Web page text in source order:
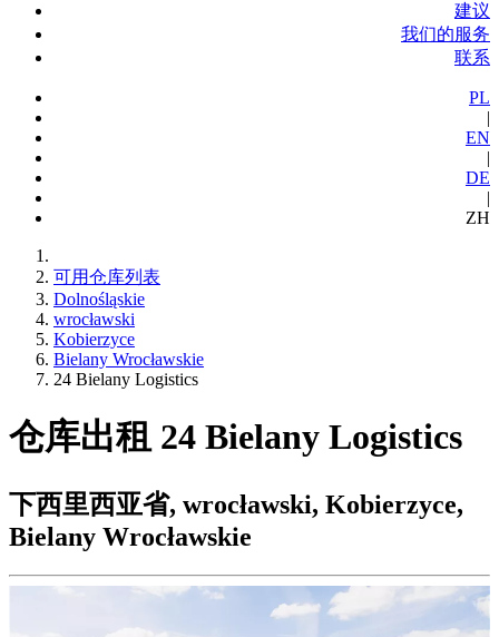
建议
我们的服务
联系
PL
|
EN
|
DE
|
ZH
可用仓库列表
Dolnośląskie
wrocławski
Kobierzyce
Bielany Wrocławskie
24 Bielany Logistics
仓库出租 24 Bielany Logistics
下西里西亚省, wrocławski, Kobierzyce,
Bielany Wrocławskie